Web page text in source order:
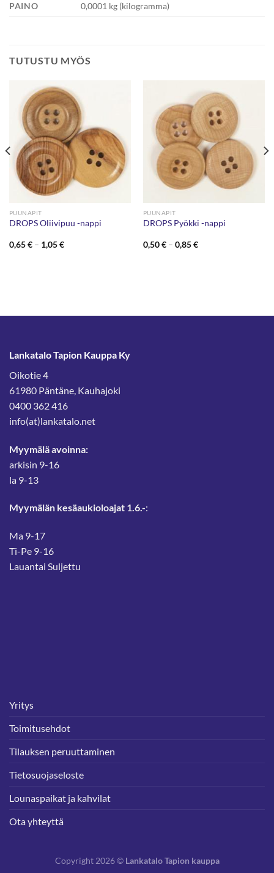
PAINO 0,0001 kg (kilogramma)
TUTUSTU MYÖS
PUUNAPIT
DROPS Oliivipuu -nappi
0,65€ – 1,05€Hintaluokka:
PUUNAPIT
DROPS Pyökki -nappi
0,50€ – 0,85€Hintaluokka:
Lankatalo Tapion Kauppa Ky
Oikotie 4
61980 Päntäne, Kauhajoki
0400 362 416
info(at)lankatalo.net
Myymälä avoinna:
arkisin 9-16
la 9-13
Myymälän kesäaukioloajat 1.6.-:
Ma 9-17
Ti-Pe 9-16
Lauantai Suljettu
Yritys
Toimitusehdot
Tilauksen peruuttaminen
Tietosuojaseloste
Lounaspaikat ja kahvilat
Ota yhteyttä
Copyright 2026 © Lankatalo Tapion kauppa